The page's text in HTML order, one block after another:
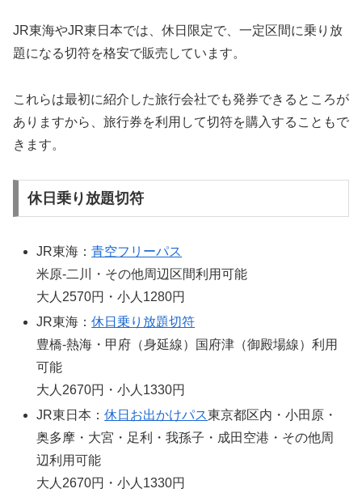
JR東海やJR東日本では、休日限定で、一定区間に乗り放
題になる切符を格安で販売しています。
これらは最初に紹介した旅行会社でも発券できるところが
ありますから、旅行券を利用して切符を購入することもで
きます。
休日乗り放題切符
JR東海：青空フリーパス
米原-二川・その他周辺区間利用可能
大人2570円・小人1280円
JR東海：休日乗り放題切符
豊橋-熱海・甲府（身延線）国府津（御殿場線）利用
可能
大人2670円・小人1330円
JR東日本：休日お出かけパス東京都区内・小田原・
奥多摩・大宮・足利・我孫子・成田空港・その他周
辺利用可能
大人2670円・小人1330円